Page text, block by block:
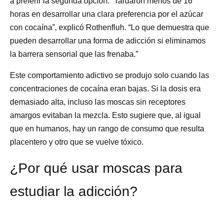
horas en desarrollar una clara preferencia por el azúcar
con cocaína”, explicó Rothenfluh. “Lo que demuestra que
pueden desarrollar una forma de adicción si eliminamos
la barrera sensorial que las frenaba.”
Este comportamiento adictivo se produjo solo cuando las
concentraciones de cocaína eran bajas. Si la dosis era
demasiado alta, incluso las moscas sin receptores
amargos evitaban la mezcla. Esto sugiere que, al igual
que en humanos, hay un rango de consumo que resulta
placentero y otro que se vuelve tóxico.
¿Por qué usar moscas para
estudiar la adicción?